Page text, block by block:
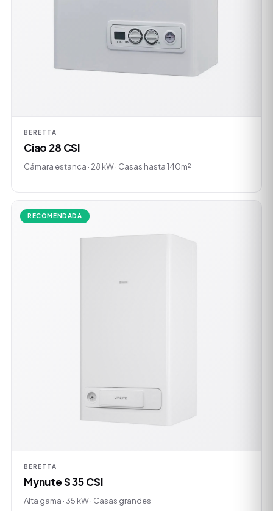
BERETTA
Ciao 28 CSI
Cámara estanca · 28 kW · Casas hasta 140m²
RECOMENDADA
BERETTA
Mynute S 35 CSI
Alta gama · 35 kW · Casas grandes